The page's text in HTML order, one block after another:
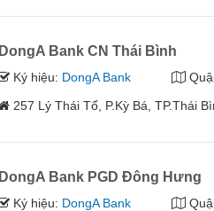
DongA Bank CN Thái Bình
Ký hiệu: DongA Bank
257 Lý Thái Tổ, P.Kỳ Bá, TP.Thái
DongA Bank PGD Đông Hưng
Ký hiệu: DongA Bank